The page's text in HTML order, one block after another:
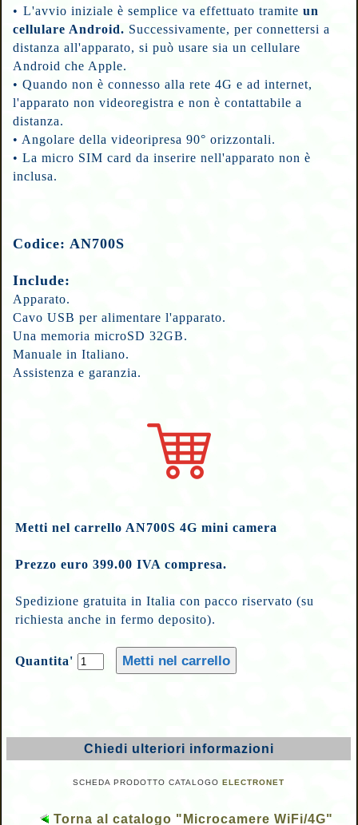
• L'avvio iniziale è semplice va effettuato tramiteun
cellulare Android. Successivamente, per connettersi a
distanza all'apparato, si può usare sia un cellulare
Android che Apple.
•Quando non è connesso alla rete 4G e ad internet,
l'apparato non videoregistra e non è contattabile a
distanza.
• Angolare della videoripresa90° orizzontali.
• La micro SIM card da inserire nell'apparato non è
inclusa.
Codice: AN700S
Include:
Apparato.
Cavo USB per alimentare l'apparato.
Una memoria microSD 32GB.
Manuale in Italiano.
Assistenza e garanzia.
Metti nel carrello AN700S 4G mini camera
Prezzo euro 399.00 IVA compresa.
Spedizione gratuita in Italia con pacco riservato (su
richiesta anche in fermo deposito).
Quantita'
Chiedi ulteriori informazioni
SCHEDA PRODOTTO CATALOGOELECTRONET
Torna al catalogo "Microcamere WiFi/4G"